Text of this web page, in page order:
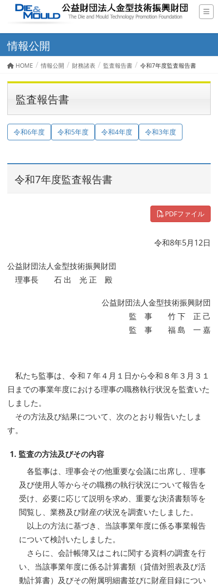
情報公開
HOME 情報公開 財務諸表 監査報告書 令和7年度監査報告書
監査報告書
令和6年度 令和5年度 令和4年度 令和3年度
令和7年度監査報告書
PDFファイル
令和8年5月12日
公益財団法人金型技術振興財団
理事長 石 出 光 正 殿
公益財団法人金型技術振興財団
監 事 竹 下 正 己
監 事 福 島 一 嘉
私たち監事は、令和７年４月１日から令和８年３月３１
日までの事業年度における理事の職務執行状況を監査いた
しました。
その方法及び結果について、次のとおり報告いたしま
す。
1. 監査の方法及びその内容
各監事は、理事会その他重要な会議に出席し、理事
及び使用人等からその職務の執行状況について報告を
受け、必要に応じて説明を求め、重要な決済書類等を
閲覧し、業務及び財産の状況を調査いたしました。
以上の方法に基づき、当該事業年度に係る事業報告
について検討いたしました。
さらに、会計帳簿又はこれに関する資料の調査を行
い、当該事業年度に係る計算書類（貸借対照表及び活
動計算書）及びその附属明細書並びに財産目録につい